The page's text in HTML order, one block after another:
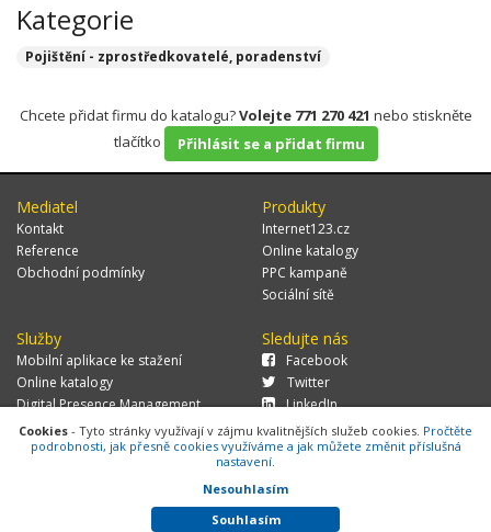
Kategorie
Pojištění - zprostředkovatelé, poradenství
Chcete přidat firmu do katalogu?Volejte 771 270 421 nebo stiskněte
tlačítko
Přihlásit se a přidat firmu
Mediatel
Kontakt
Reference
Obchodní podmínky
Produkty
Internet123.cz
Online katalogy
PPC kampaně
Sociální sítě
Služby
Mobilní aplikace ke stažení
Online katalogy
Digital Presence Management
Více zákazníků
Sledujte nás
Facebook
Twitter
LinkedIn
© 2026 MEDIATEL CZ, s.r.o.,Za Potokem 46/4, 106 00 Praha 10, tel.:
+420 771 270 421, verze 1.29.0.143,
Cookies
Cookies - Tyto stránky využívají v zájmu kvalitnějších služeb cookies. Pročtěte
podrobnosti, jak přesně cookies využíváme a jak můžete změnit příslušná
nastavení.
Nesouhlasím
Souhlasím